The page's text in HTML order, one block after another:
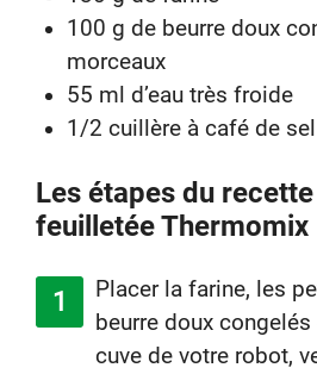
100 g de beurre doux
morceaux
55 ml d’eau très froide
1/2 cuillère à café de sel
Les étapes du
feuilletée Thermomix
Placer la farine, les
beurre doux
cuve de votre robot,